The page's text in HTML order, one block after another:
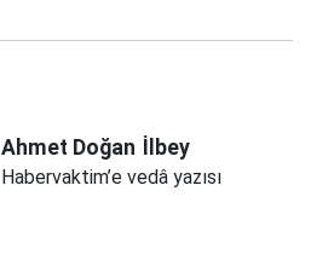
Ahmet Doğan İlbey
Habervaktim’e vedâ yazısı